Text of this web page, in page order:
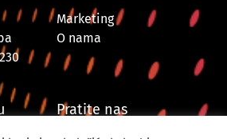
Marketing
O nama
Pratite nas